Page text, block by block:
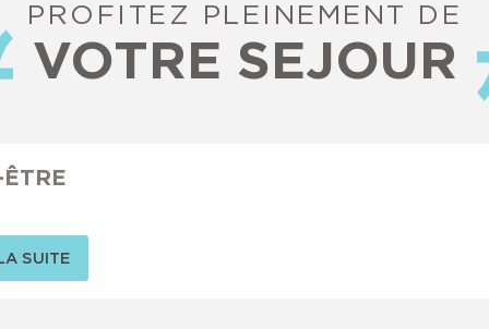
PROFITEZ PLEINEMENT DE
VOTRE SEJOUR
SUITE